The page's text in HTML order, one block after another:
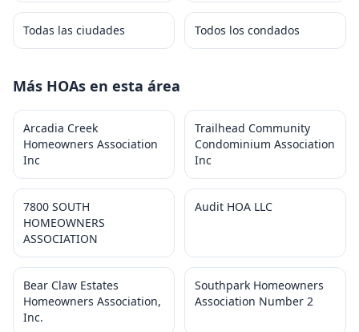
Todas las ciudades Todos los condados
Más HOAs en esta área
Arcadia Creek
Homeowners Association
Inc
Trailhead Community
Condominium Association
Inc
7800 SOUTH
HOMEOWNERS
ASSOCIATION
Audit HOA LLC
Bear Claw Estates
Homeowners Association,
Inc.
Southpark Homeowners
Association Number 2